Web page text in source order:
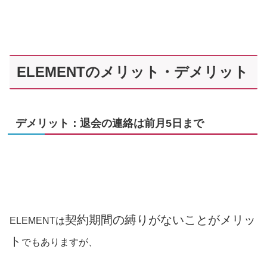
ELEMENTのメリット・デメリット
デメリット：退会の連絡は前月5日まで
ELEMENTは契約期間の縛りがないことがメリッ
ト でもありますが、